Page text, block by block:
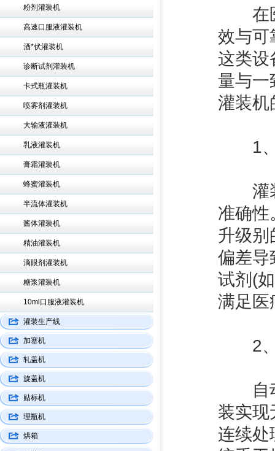
在医
效与可
这类设
量与一
灌装机
1、
灌装
准确性
升级别
偏差导
试剂(
满足医
2、
自动
装实现
连续处
粉剂灌装机
高速口服液灌装机
酒*伏灌装机
诊断试剂灌装机
卡式瓶灌装机
喷雾剂灌装机
大输液灌装机
乳液灌装机
膏霜灌装机
蜂蜜灌装机
半流体灌装机
酱体灌装机
精油灌装机
滴眼剂灌装机
糖浆灌装机
10ml口服液灌装机
灌装生产线
加塞机
轧盖机
旋盖机
贴标机
理瓶机
烘箱